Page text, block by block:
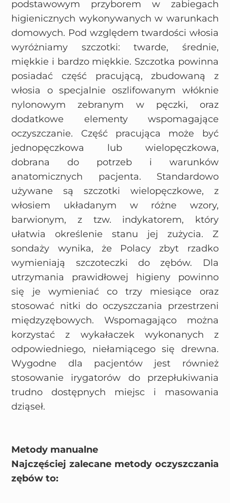
podstawowym przyborem w zabiegach
higienicznych wykonywanych w warunkach
domowych. Pod względem twardości włosia
wyróżniamy szczotki: twarde, średnie,
miękkie i bardzo miękkie. Szczotka powinna
posiadać część pracującą, zbudowaną z
włosia o specjalnie oszlifowanym włóknie
nylonowym zebranym w pęczki, oraz
dodatkowe elementy wspomagające
oczyszczanie. Część pracująca może być
jednopęczkowa lub wielopęczkowa,
dobrana do potrzeb i warunków
anatomicznych pacjenta. Standardowo
używane są szczotki wielopęczkowe, z
włosiem układanym w różne wzory,
barwionym, z tzw. indykatorem, który
ułatwia określenie stanu jej zużycia. Z
sondaży wynika, że Polacy zbyt rzadko
wymieniają szczoteczki do zębów. Dla
utrzymania prawidłowej higieny powinno
się je wymieniać co trzy miesiące oraz
stosować nitki do oczyszczania przestrzeni
międzyzębowych. Wspomagająco można
korzystać z wykałaczek wykonanych z
odpowiedniego, niełamiącego się drewna.
Wygodne dla pacjentów jest również
stosowanie irygatorów do przepłukiwania
trudno dostępnych miejsc i masowania
dziąseł.
Metody manualne
Najczęściej zalecane metody oczyszczania
zębów to: